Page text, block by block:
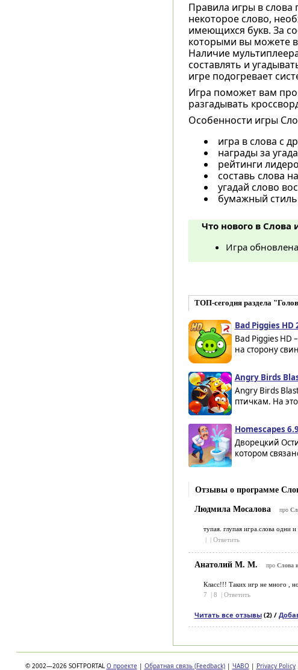
Правила игры в слова
некоторое слово,
имеющихся букв. За
которыми вы можете
Наличие
составлять и
игре подогревает
Игра поможет вам
разгадывать
Особенности игры
игра в слова с
награды за
рейтинги
составь слова
угадай слово
бумажный
Что нового в Слова
Игра
ТОП-сегодня раздела
Bad Piggies HD
Bad Piggies HD
на сторону
Angry Birds
Angry Birds
птичкам. На
Homescapes
Дворецкий
котором
Отзывы о программе
Людмила Мосалова
про
тупая. глупая игра.слова одни
| | Ответить
Анатолий М. М. про Слова
Класс!!! Таких игр не много ,
7
| 8 | Ответить
Читать все отзывы(2) /
© 2002—2026 SOFTPORTAL О проекте | Обратная связь (Feedback) | ЧАВО | Privacy Policy